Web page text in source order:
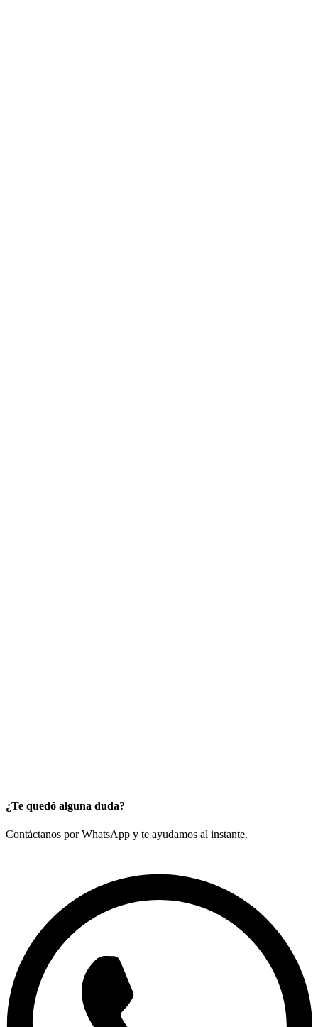
¿Te quedó alguna duda?
Contáctanos por WhatsApp y te ayudamos al instante.